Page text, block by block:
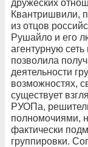
дружеских
Квантришвили,
из отцов
Рушайло и его
агентурную
позволила
деятельности
возможностях,
существует
РУОПа,
полномочиями,
фактически
группировки.